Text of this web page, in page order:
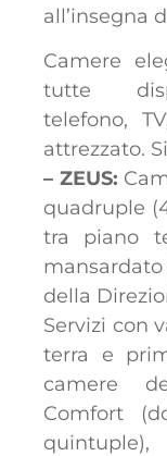
all’insegna
Camere
tutte
telefono,
attrezzato.
– ZEUS:
quadruple
tra piano
mansardato
della
Servizi con
terra e
camere
Comfort